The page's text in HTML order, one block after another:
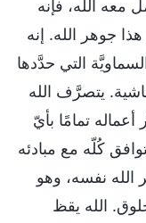
معه الله، فإنه
جوهر الله. إنه
التي حدَّدها
يتصرَّف الله
تمامًا بأيّ
كُلّه مع مبادئه
الله نفسه، وهو
الله يقظ